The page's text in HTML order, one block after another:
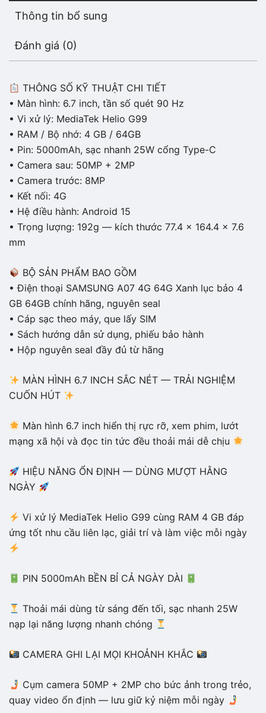
Thông tin bổ sung
Đánh giá (0)
THÔNG SỐ KỸ THUẬT CHI TIẾT
• Màn hình: 6.7 inch, tần số quét 90 Hz
• Vi xử lý: MediaTek Helio G99
• RAM / Bộ nhớ: 4 GB / 64GB
• Pin: 5000mAh, sạc nhanh 25W cổng Type-C
• Camera sau: 50MP + 2MP
• Camera trước: 8MP
• Kết nối: 4G
• Hệ điều hành: Android 15
• Trọng lượng: 192g — kích thước 77.4 x 164.4 x 7.6
mm
BỘ SẢN PHẨM BAO GỒM
• Điện thoại SAMSUNG A07 4G 64G Xanh lục bảo 4
GB 64GB chính hãng, nguyên seal
• Cáp sạc theo máy, que lấy SIM
• Sách hướng dẫn sử dụng, phiếu bảo hành
• Hộp nguyên seal đầy đủ từ hãng
MÀN HÌNH 6.7 INCH SẮC NÉT — TRẢI NGHIỆM
CUỐN HÚT
Màn hình 6.7 inch hiển thị rực rỡ, xem phim, lướt
mạng xã hội và đọc tin tức đều thoải mái dễ chịu
HIỆU NĂNG ỔN ĐỊNH — DÙNG MƯỢT HẰNG
NGÀY
Vi xử lý MediaTek Helio G99 cùng RAM 4 GB đáp
ứng tốt nhu cầu liên lạc, giải trí và làm việc mỗi ngày
PIN 5000mAh BỀN BỈ CẢ NGÀY DÀI
Thoải mái dùng từ sáng đến tối, sạc nhanh 25W
nạp lại năng lượng nhanh chóng
CAMERA GHI LẠI MỌI KHOẢNH KHẮC
Cụm camera 50MP + 2MP cho bức ảnh trong trẻo,
quay video ổn định — lưu giữ kỷ niệm mỗi ngày